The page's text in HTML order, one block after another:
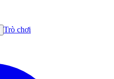
Trò chơi